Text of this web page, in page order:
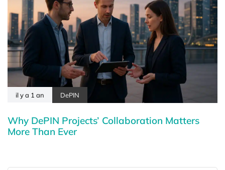
il y a 1 an DePIN
Why DePIN Projects’ Collaboration Matters
More Than Ever